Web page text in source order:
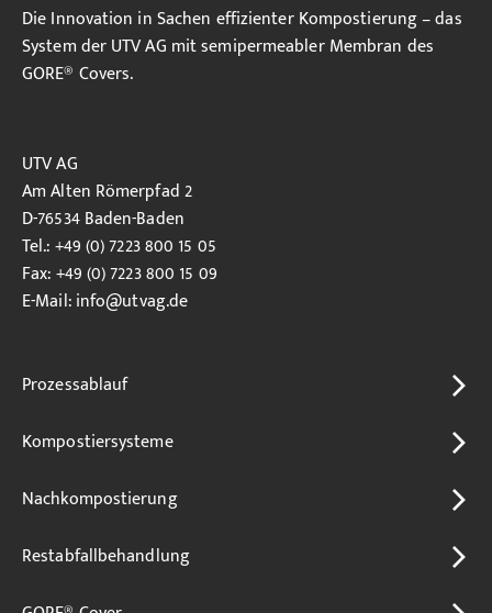
Die Innovation in Sachen effizienter Kompostierung – das
System der UTV AG mit semipermeabler Membran des
GORE® Covers.
UTV AG
Am Alten Römerpfad 2
D-76534 Baden-Baden
Tel.: +49 (0) 7223 800 15 05
Fax: +49 (0) 7223 800 15 09
E-Mail:info@utvag.de
Prozessablauf
Kompostiersysteme
Nachkompostierung
Restabfallbehandlung